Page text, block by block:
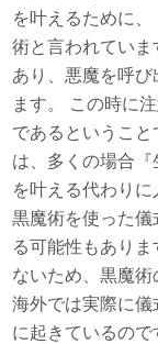
を叶えるために
術と言われてい
あり、悪魔を呼
ます。 この時に
であるというこ
は、多くの場合
を叶える代わりに
黒魔術を使った儀
る可能性もあり
ないため、黒魔術
海外では実際に
に起きているの